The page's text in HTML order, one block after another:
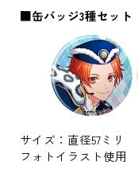
■缶バッジ3種セット
サイズ：直径57ミリ
フォトイラスト使用